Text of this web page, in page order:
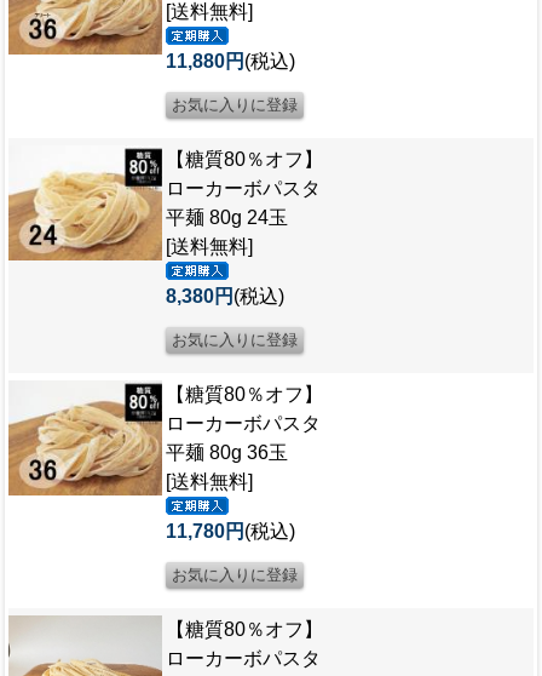
[送料無料]
11,880円 (税込)
【糖質80％オフ】
ローカーボパスタ
平麺 80g 24玉
[送料無料]
8,380円 (税込)
【糖質80％オフ】
ローカーボパスタ
平麺 80g 36玉
[送料無料]
11,780円 (税込)
【糖質80％オフ】
ローカーボパスタ